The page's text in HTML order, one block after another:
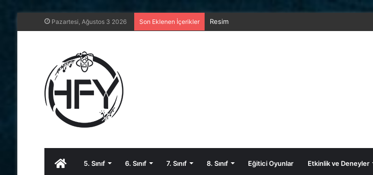
Pazartesi, Ağustos 3 2026 Son Eklenen İçerikler Resim
Anasayfa5. Sınıf 6. Sınıf 7. Sınıf 8. Sınıf Eğitici Oyunlar Etkinlik ve Deneyler